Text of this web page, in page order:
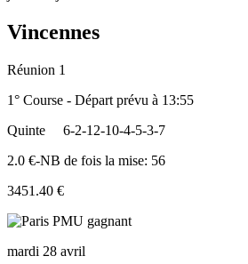
Vincennes
Réunion 1
1° Course - Départ prévu à 13:55
Quinte
6-2-12-10-4-5-3-7
2.0 €-NB de fois la mise: 56
3451.40 €
mardi 28 avril